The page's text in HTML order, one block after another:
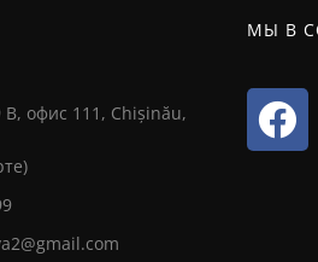
B, офис 111, Chișinău,
МЫ В